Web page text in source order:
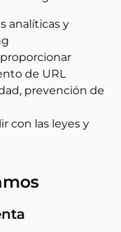
analíticas y
proporcionar
de URL
prevención de
con las leyes y